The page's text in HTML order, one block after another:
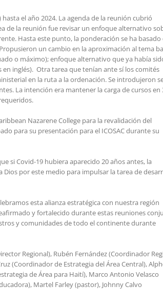
el año 2024. La agenda de la reunión cubrió
de la reunión fue revisar un enfoque alternativo
Hasta este punto, la ponderación se ha basado
un cambio en la aproximación al tema
o máximo); enfoque alternativo que ya había
inglés). Otra tarea que tenían ante sí los comités
en la ruta a la ordenación. Se introdujeron
La intención era mantener la carga de cursos en
Nazarene College para la revalidación del
para su presentación para el ICOSAC durante su
si Covid-19 hubiera aparecido 20 años antes, la
por este medio para impulsar la tarea de
esta alianza estratégica con nuestra región
y fortalecido durante estas reuniones
y comunidades de todo el continente durante
Regional), Rubén Fernández (Coordinador
(Coordinador de Estrategia del Área Central),
de Área para Haití), Marco Antonio Velasco
Martel Farley (pastor), Johnny Calvo